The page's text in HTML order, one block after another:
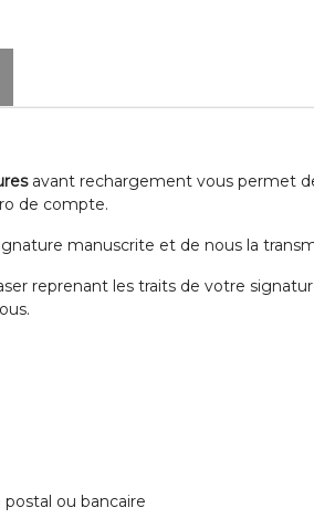
avant rechargement vous permet
de compte.
manuscrite et de nous la
reprenant les traits de votre
ou bancaire